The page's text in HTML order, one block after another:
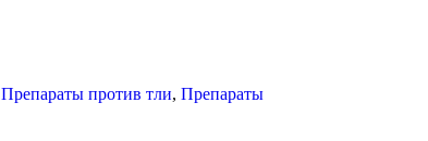
Препараты против тли, Препараты